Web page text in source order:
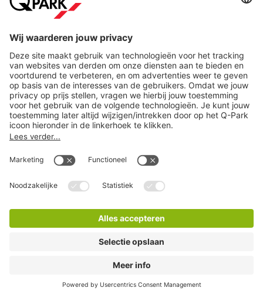
Q-Park Byzantium
5 Minuten lopen